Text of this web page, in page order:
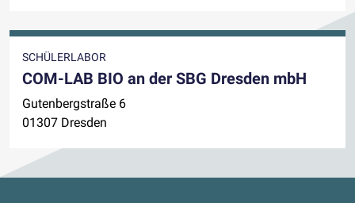
SCHÜLERLABOR
COM-LAB BIO an der SBG Dresden mbH
Gutenbergstraße 6
01307 Dresden